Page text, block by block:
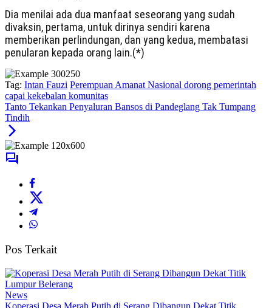
Dia menilai ada dua manfaat seseorang yang sudah
divaksin, pertama, untuk dirinya sendiri karena
memberikan perlindungan, dan yang kedua, membatasi
penularan kepada orang lain.(*)
Tag: Intan Fauzi Perempuan Amanat Nasional dorong pemerintah
capai kekebalan komunitas
Tanto Tekankan Penyaluran Bansos di Pandeglang Tak Tumpang
Tindih
Pos Terkait
News
Koperasi Desa Merah Putih di Serang Dibangun Dekat Titik